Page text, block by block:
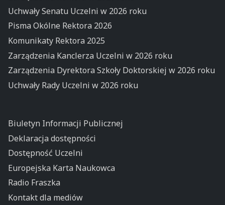
Uchwały Senatu Uczelni w 2026 roku
Pisma Okólne Rektora 2026
Komunikaty Rektora 2025
Zarządzenia Kanclerza Uczelni w 2026 roku
Zarządzenia Dyrektora Szkoły Doktorskiej w 2026 roku
Uchwały Rady Uczelni w 2026 roku
Biuletyn Informacji Publicznej
Deklaracja dostępności
Dostępność Uczelni
Europejska Karta Naukowca
Radio Fraszka
Kontakt dla mediów